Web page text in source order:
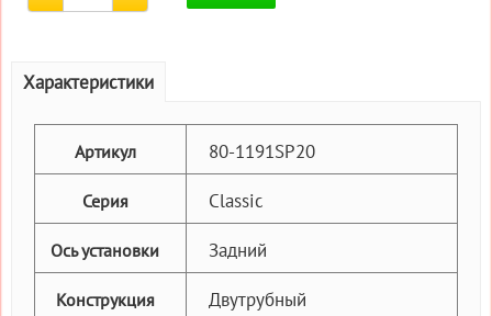
Характеристики
Артикул 80-1191SP20
Серия Classic
Ось установки Задний
Конструкция
Двутрубный